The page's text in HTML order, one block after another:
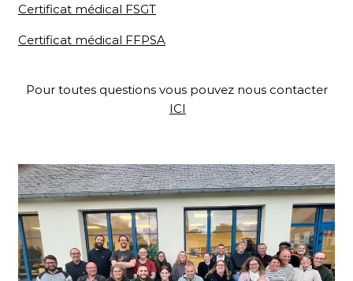
Certificat médical FSGT
Certificat médical FFPSA
Pour toutes questions vous pouvez nous contacter
ICI